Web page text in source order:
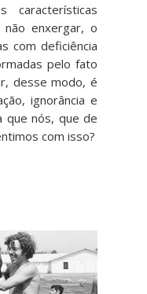
enxergar, o
com deficiência
pelo fato
desse modo, é
ignorância e
que nós, que de
com isso?